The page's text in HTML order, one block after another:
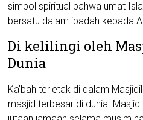
simbol spiritual bahwa umat
bersatu dalam ibadah kepada
Di kelilingi oleh
Dunia
Ka’bah terletak di dalam
masjid terbesar di dunia.